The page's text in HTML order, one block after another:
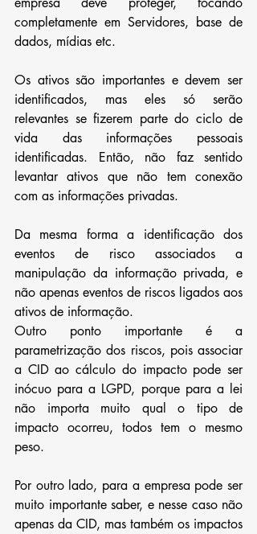
completamente em Servidores, base de
dados, mídias etc.
Os ativos são importantes e devem ser
identificados, mas eles só serão
relevantes se fizerem parte do ciclo de
vida das informações pessoais
identificadas. Então, não faz sentido
levantar ativos que não tem conexão
com as informações privadas.
Da mesma forma a identificação dos
eventos de risco associados a
manipulação da informação privada, e
não apenas eventos de riscos ligados aos
ativos de informação.
Outro ponto importante é a
parametrização dos riscos, pois associar
a CID ao cálculo do impacto pode ser
inócuo para a LGPD, porque para a lei
não importa muito qual o tipo de
impacto ocorreu, todos tem o mesmo
peso.
Por outro lado, para a empresa pode ser
muito importante saber, e nesse caso não
apenas da CID, mas também os impactos